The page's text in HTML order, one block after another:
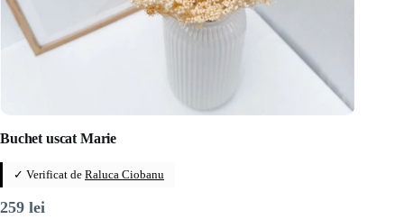
Buchet uscat Marie
✓ Verificat de Raluca Ciobanu
259 lei